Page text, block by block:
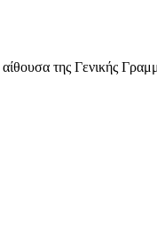
αίθουσα της Γενικής